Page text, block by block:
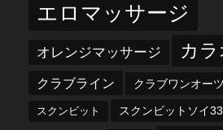
エロマッサージ
オレンジマッサージ カ
クラブライン クラブワンオー
スクンビット スクンビットソイ33